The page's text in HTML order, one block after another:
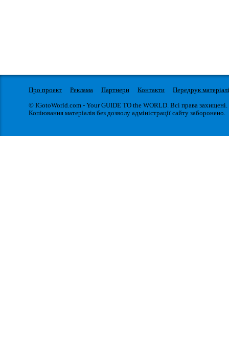
Про проект Реклама Партнери Контакти
Передрук
© IGotoWorld.com - Your GUIDE TO the WORLD. Всі права захищені.
Копіювання матеріалів без дозволу адміністрації сайту заборонено.